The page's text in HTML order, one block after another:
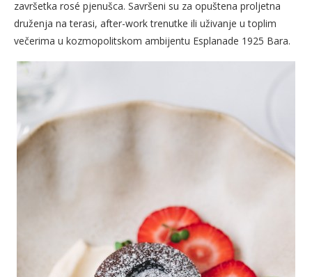
završetka rosé pjenušca. Savršeni su za opuštena proljetna
druženja na terasi, after-work trenutke ili uživanje u toplim
večerima u kozmopolitskom ambijentu Esplanade 1925 Bara.